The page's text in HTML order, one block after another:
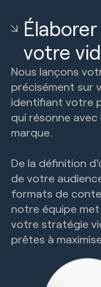
votre
Nous lançons
précisément sur
identifiant votre
qui résonne
marque.
De la définition
de votre
formats de
notre équipe
votre stratégie
prêtes à